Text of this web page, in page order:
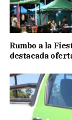
Rumbo a la
destacada